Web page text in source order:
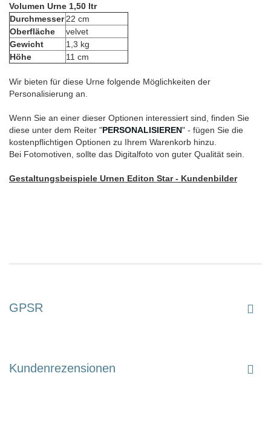
Volumen Urne 1,50 ltr
Durchmesser22 cm
Oberfläche
velvet
Gewicht
1,3 kg
Höhe
11 cm
Wir bieten für diese Urne folgende Möglichkeiten der
Personalisierung an.
Wenn Sie an einer dieser Optionen interessiert sind, finden Sie
diese unter dem Reiter "PERSONALISIEREN" - fügen Sie die
kostenpflichtigen Optionen zu Ihrem Warenkorb hinzu.
Bei Fotomotiven, sollte das Digitalfoto von guter Qualität sein.
Gestaltungsbeispiele Urnen Editon Star - Kundenbilder
GPSR
Kundenrezensionen